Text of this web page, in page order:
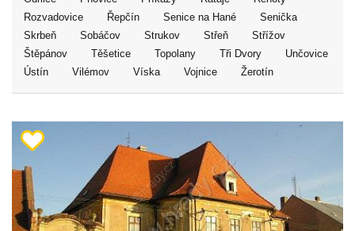
Rozvadovice
Řepčín Senice na Hané
Senička
Skrbeň
Sobáčov Strukov Střeň
Střížov
Štěpánov
Těšetice Topolany Tři Dvory
Unčovice
Ústín
Vilémov Víska Vojnice Žerotín